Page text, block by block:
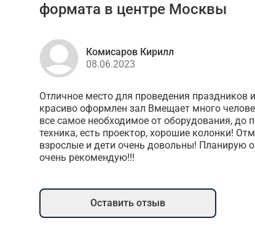
формата в центре Москвы
Комисаров Кирилл
08.06.2023
Отличное место для проведения праздников
красиво оформлен зал Вмещает много
все самое необходимое от оборудования, до
техника, есть проектор, хорошие колонки!
взрослые и дети очень довольны! Планирую
очень рекомендую!!!
Оставить отзыв